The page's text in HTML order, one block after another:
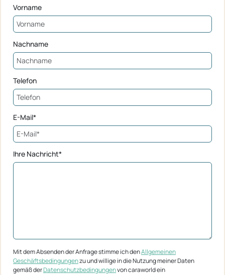
Vorname
Nachname
Telefon
E-Mail*
Ihre Nachricht*
Mit dem Absenden der Anfrage stimme ich denAllgemeinen
Geschäftsbedingungenzu und willige in die Nutzung meiner Daten
gemäß derDatenschutzbedingungenvon caraworld ein